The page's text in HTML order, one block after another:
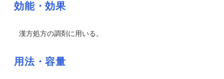
効能・効果
漢方処方の調剤に用いる。
用法・容量